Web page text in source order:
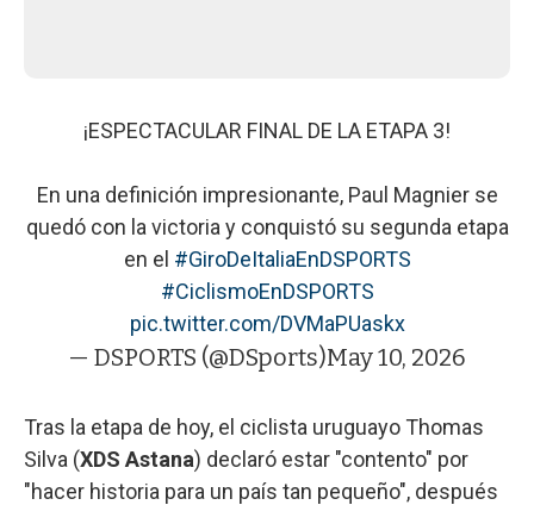
¡ESPECTACULAR FINAL DE LA ETAPA 3!
En una definición impresionante, Paul Magnier se
quedó con la victoria y conquistó su segunda etapa
en el #GiroDeItaliaEnDSPORTS
#CiclismoEnDSPORTS
pic.twitter.com/DVMaPUaskx
— DSPORTS (@DSports)May 10, 2026
Tras la etapa de hoy, el ciclista uruguayo Thomas
Silva (XDS Astana) declaró estar "contento" por
"hacer historia para un país tan pequeño", después